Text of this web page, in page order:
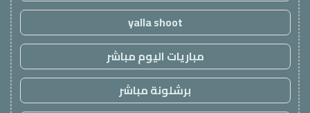
yalla shoot
مباريات اليوم مباشر
برشلونة مباشر